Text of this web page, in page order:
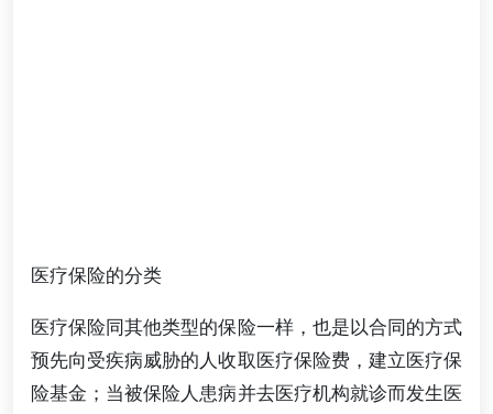
医疗保险的分类
医疗保险同其他类型的保险一样，也是以合同的方式
预先向受疾病威胁的人收取医疗保险费，建立医疗保
险基金；当被保险人患病并去医疗机构就诊而发生医